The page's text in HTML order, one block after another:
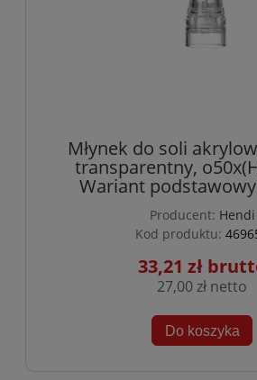
Młynek do soli
transparentny,
Wariant
Producent: Hendi
Kod produktu:
33,21 zł
27,00 zł
Do koszyka